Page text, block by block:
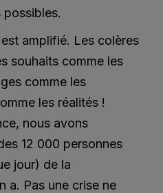
possibles.
amplifié. Les colères
souhaits comme les
comme les
les réalités !
nous avons
12 000 personnes
jour) de la
a. Pas une crise ne